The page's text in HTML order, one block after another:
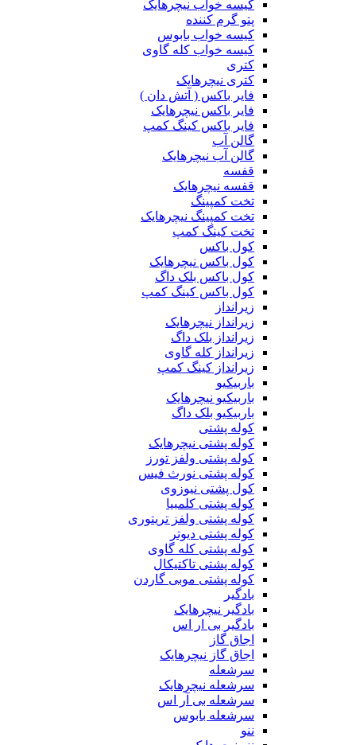
کیسه خواب نیچرهایک
پتو گرم کننده
کیسه خواب بابوس
کیسه خواب کله گاوی
کتری
کتری نیچرهایک
فایر باکس ( آتش دان )
فایر باکس نیچرهایک
فایر باکس کینگ کمپ
گالن آب
گالن آب نیچرهایک
قفسه
قفسه نیچرهایک
تخت کمپینگ
تخت کمپینگ نیچرهایک
تخت کینگ کمپ
کول باکس
کول باکس نیچرهایک
کول باکس بلک داگ
کول باکس کینگ کمپ
زیرانداز
زیرانداز نیچرهایک
زیرانداز بلک داگ
زیرانداز کله گاوی
زیرانداز کینگ کمپ
باربیکیو
باربیکیو نیچرهایک
باربیکیو بلک داگ
کوله پشتی
کوله پشتی نیچرهایک
کوله پشتی ولفز تورز
کوله پشتی نورث فیس
کول پشتی نیوزوی
کوله پشتی کلمبیا
کوله پشتی ولفز تریتوری
کوله پشتی دیوتر
کوله پشتی کله گاوی
کوله پشتی تاکتیکال
کوله پشتی موبی گاردن
بادگیر
بادگیر نیچرهایک
بادگیر بی ار اس
اجاق گاز
اجاق گاز نیچرهایک
سرشعله
سرشعله نیچرهایک
سرشعله بی آر اس
سرشعله بابوس
ننو